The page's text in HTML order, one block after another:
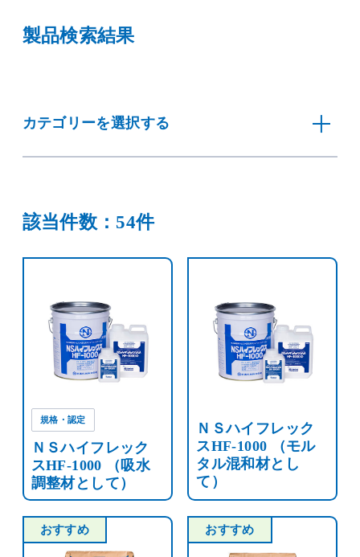
製品検索結果
カテゴリーを選択する
該当件数：54件
規格・認定
ＮＳハイフレック
スHF-1000 （吸水
調整材として）
ＮＳハイフレック
スHF-1000 （モル
タル混和材とし
て）
おすすめ おすすめ